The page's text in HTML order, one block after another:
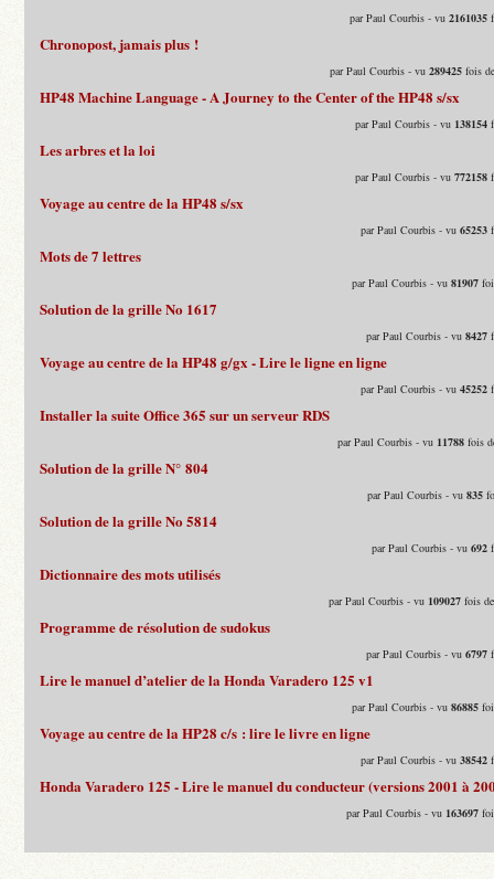
par Paul Courbis - vu2161035
Chronopost, jamais plus !
par Paul Courbis - vu289425 fois
HP48 Machine Language - A Journey to the Center of the HP48 s/sx
par Paul Courbis - vu 138154
Les arbres et la loi
par Paul Courbis - vu772158
Voyage au centre de la HP48 s/sx
par Paul Courbis - vu65253
Mots de 7 lettres
par Paul Courbis - vu81907
Solution de la grille No 1617
par Paul Courbis - vu8427
Voyage au centre de la HP48 g/gx - Lire le ligne en ligne
par Paul Courbis - vu45252
Installer la suite Office 365 sur un serveur RDS
par Paul Courbis - vu 11788 fois
Solution de la grille N° 804
par Paul Courbis - vu835
Solution de la grille No 5814
par Paul Courbis - vu692
Dictionnaire des mots utilisés
par Paul Courbis - vu 109027 fois
Programme de résolution de sudokus
par Paul Courbis - vu6797
Lire le manuel d’atelier de la Honda Varadero 125 v1
par Paul Courbis - vu86885
Voyage au centre de la HP28 c/s : lire le livre en ligne
par Paul Courbis - vu38542
Honda Varadero 125 - Lire le manuel du conducteur (versions 2001 à
par Paul Courbis - vu 163697